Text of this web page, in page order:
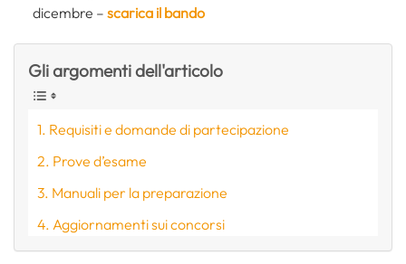
dicembre – scarica il bando
Gli argomenti dell'articolo
Requisiti e domande di partecipazione
Prove d’esame
Manuali per la preparazione
Aggiornamenti sui concorsi